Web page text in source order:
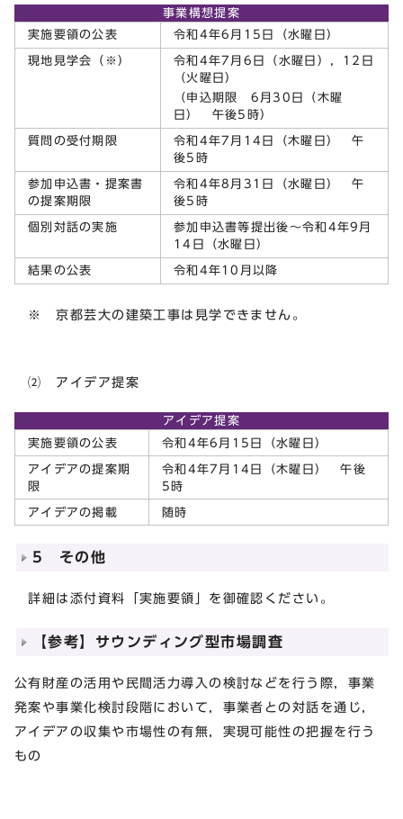
事業構想提案
実施要領の公表
令和4年6月15日（水曜日）
現地見学会（※）
令和4年7月6日（水曜日），12日
（火曜日）
（申込期限 6月30日（木曜
日） 午後5時）
質問の受付期限
令和4年7月14日（木曜日） 午
後5時
参加申込書・提案書
の提案期限
令和4年8月31日（水曜日） 午
後5時
個別対話の実施
参加申込書等提出後～令和4年9月
14日（水曜日）
結果の公表 令和4年10月以降
※ 京都芸大の建築工事は見学できません。
⑵ アイデア提案
アイデア提案
実施要領の公表
令和4年6月15日（水曜日）
アイデアの提案期
限
令和4年7月14日（木曜日） 午後
5時
アイデアの掲載 随時
5 その他
詳細は添付資料「実施要領」を御確認ください。
【参考】サウンディング型市場調査
公有財産の活用や民間活力導入の検討などを行う際，事業
発案や事業化検討段階において，事業者との対話を通じ，
アイデアの収集や市場性の有無，実現可能性の把握を行う
もの